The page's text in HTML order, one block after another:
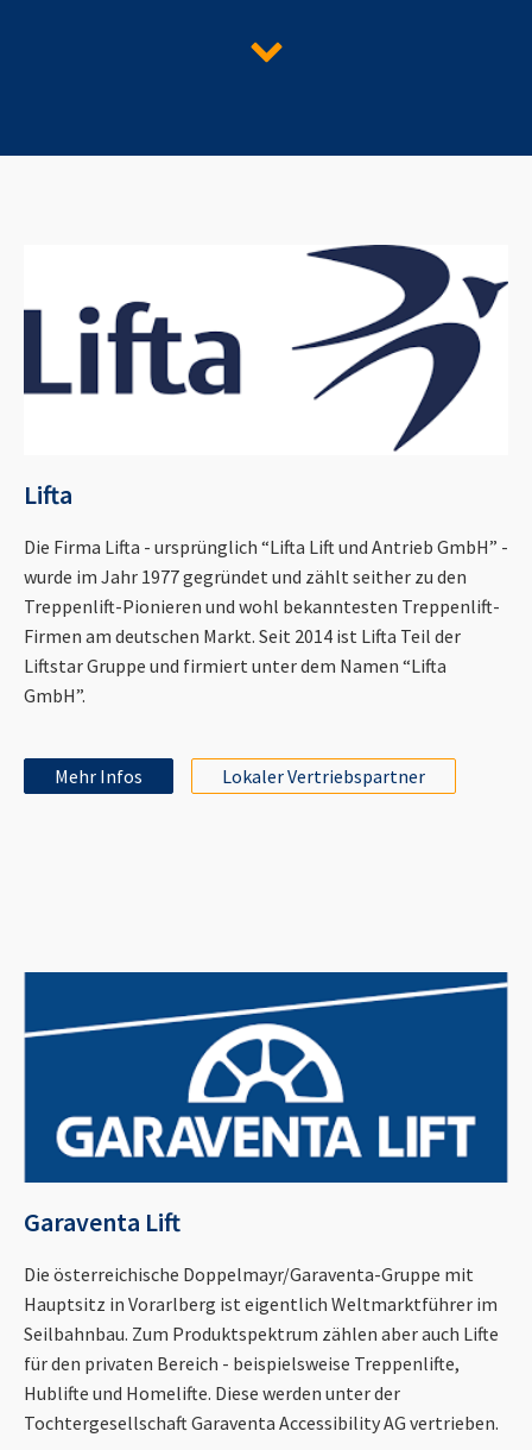
Lifta
Die Firma Lifta - ursprünglich “Lifta Lift und Antrieb GmbH” -
wurde im Jahr 1977 gegründet und zählt seither zu den
Treppenlift-Pionieren und wohl bekanntesten Treppenlift-
Firmen am deutschen Markt. Seit 2014 ist Lifta Teil der
Liftstar Gruppe und firmiert unter dem Namen “Lifta
GmbH”.
Mehr Infos Lokaler Vertriebspartner
Garaventa Lift
Die österreichische Doppelmayr/Garaventa-Gruppe mit
Hauptsitz in Vorarlberg ist eigentlich Weltmarktführer im
Seilbahnbau. Zum Produktspektrum zählen aber auch Lifte
für den privaten Bereich - beispielsweise Treppenlifte,
Hublifte und Homelifte. Diese werden unter der
Tochtergesellschaft Garaventa Accessibility AG vertrieben.